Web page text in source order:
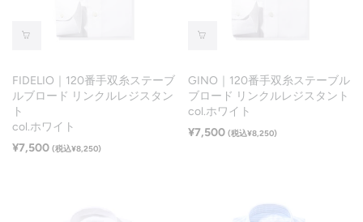
FIDELIO｜120番手双糸ステーブ
ルブロード リンクルレジスタン
ト
col.ホワイト
¥7,500 (税込¥8,250)
GINO｜120番手双糸ステーブル
ブロード リンクルレジスタント
col.ホワイト
¥7,500 (税込¥8,250)